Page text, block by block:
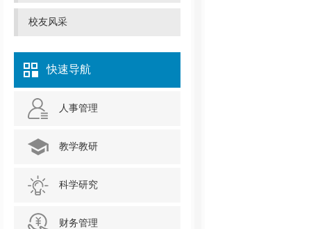
校友风采
快速导航
人事管理
教学教研
科学研究
财务管理